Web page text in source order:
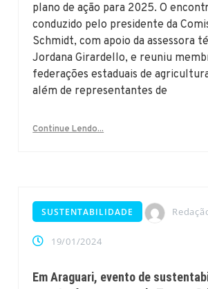
plano de ação para 2025. O
conduzido pelo presidente da
Schmidt, com apoio da assessora
Jordana Girardello, e reuniu
federações estaduais de
além de representantes de
Continue Lendo...
SUSTENTABILIDADE
19/01/2024
Em Araguari, evento de